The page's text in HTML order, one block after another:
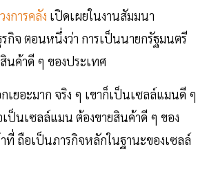
การคลัง เปิดเผยในงานสัมมนา
กิจ ตอนหนึ่งว่า การเป็นนายกรัฐมนตรี
นค้าดี ๆ ของประเทศ
ยอะมาก จริง ๆ เขาก็เป็นเซลล์แมนดี ๆ
ป็นเซลล์แมน ต้องขายสินค้าดี ๆ ของ
ถือเป็นภารกิจหลักในฐานะของเซลล์